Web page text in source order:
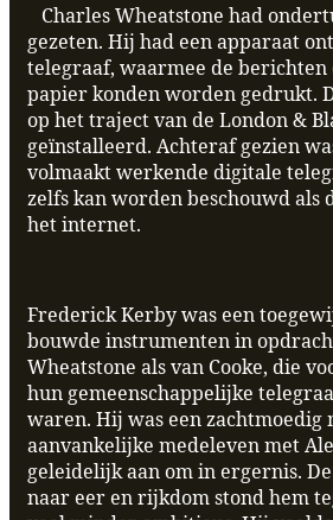
Charles Wheatstone had
gezeten. Hij had een apparaat
telegraaf, waarmee de
papier konden worden gedrukt.
op het traject van de London &
geïnstalleerd. Achteraf gezien
volmaakt werkende digitale
zelfs kan worden beschouwd als
het internet.
Frederick Kerby was een
bouwde instrumenten in
Wheatstone als van Cooke, die
hun gemeenschappelijke
waren. Hij was een zachtmoedig
aanvankelijke medeleven met
geleidelijk aan om in ergernis.
naar eer en rijkdom stond hem